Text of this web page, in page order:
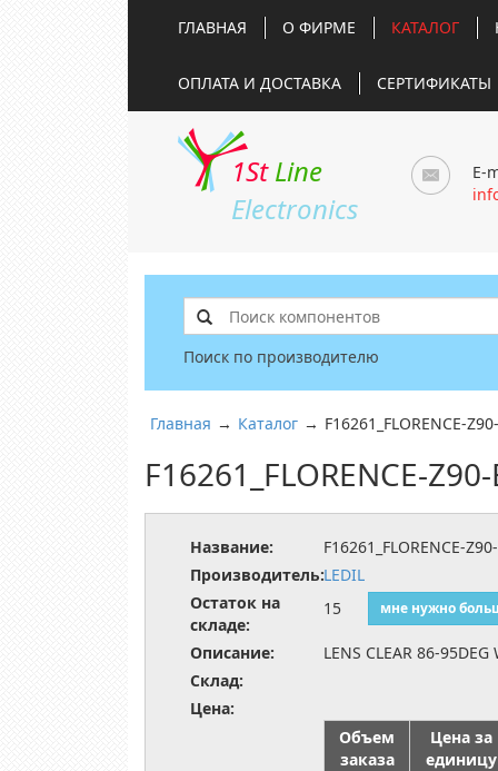
ГЛАВНАЯ О ФИРМЕ КАТАЛОГ
ОПЛАТА И ДОСТАВКА СЕРТИФИКАТЫ
1St Line
Electronics
E-
Поиск по производителю
Главная → Каталог → F16261_FLORENCE-
F16261_FLORENCE-
Название:
F16261_FLORENCE-
Производитель:LEDIL
Остаток на
складе:
15 мне нужно
Описание:
LENS CLEAR 86-95DEG
Склад:
Цена:
Объем
заказа
Цена за
единицу